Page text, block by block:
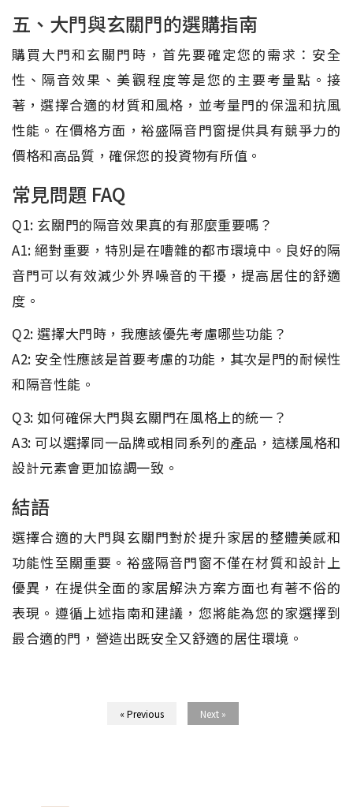
五、大門與玄關門的選購指南
購買大門和玄關門時，首先要確定您的需求：安全
性、隔音效果、美觀程度等是您的主要考量點。接
著，選擇合適的材質和風格，並考量門的保溫和抗風
性能。在價格方面，裕盛隔音門窗提供具有競爭力的
價格和高品質，確保您的投資物有所值。
常見問題 FAQ
Q1: 玄關門的隔音效果真的有那麼重要嗎？
A1: 絕對重要，特別是在嘈雜的都市環境中。良好的隔
音門可以有效減少外界噪音的干擾，提高居住的舒適
度。
Q2: 選擇大門時，我應該優先考慮哪些功能？
A2: 安全性應該是首要考慮的功能，其次是門的耐候性
和隔音性能。
Q3: 如何確保大門與玄關門在風格上的統一？
A3: 可以選擇同一品牌或相同系列的產品，這樣風格和
設計元素會更加協調一致。
結語
選擇合適的大門與玄關門對於提升家居的整體美感和
功能性至關重要。裕盛隔音門窗不僅在材質和設計上
優異，在提供全面的家居解決方案方面也有著不俗的
表現。遵循上述指南和建議，您將能為您的家選擇到
最合適的門，營造出既安全又舒適的居住環境。
« Previous Next »